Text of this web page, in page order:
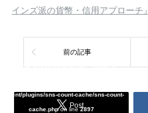
インズ派の貨幣・信用アプローチ』
前の記事
Post
plugins/sns-count-cache/sns-count-
cache.phpon line2897